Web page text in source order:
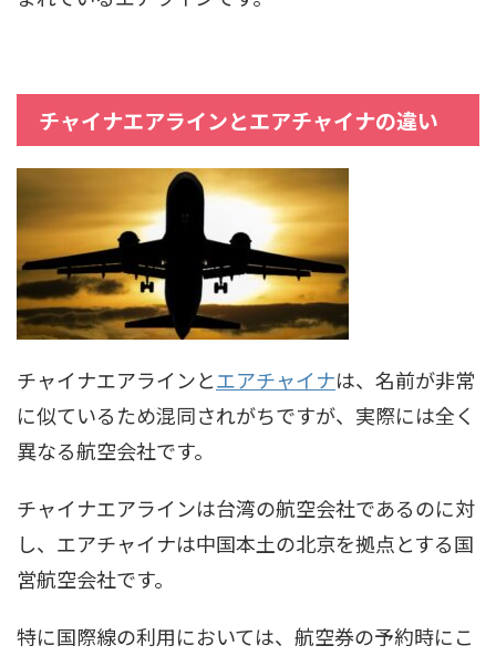
チャイナエアラインとエアチャイナの違い
チャイナエアラインとエアチャイナは、名前が非常
に似ているため混同されがちですが、実際には全く
異なる航空会社です。
チャイナエアラインは台湾の航空会社であるのに対
し、エアチャイナは中国本土の北京を拠点とする国
営航空会社です。
特に国際線の利用においては、航空券の予約時にこ